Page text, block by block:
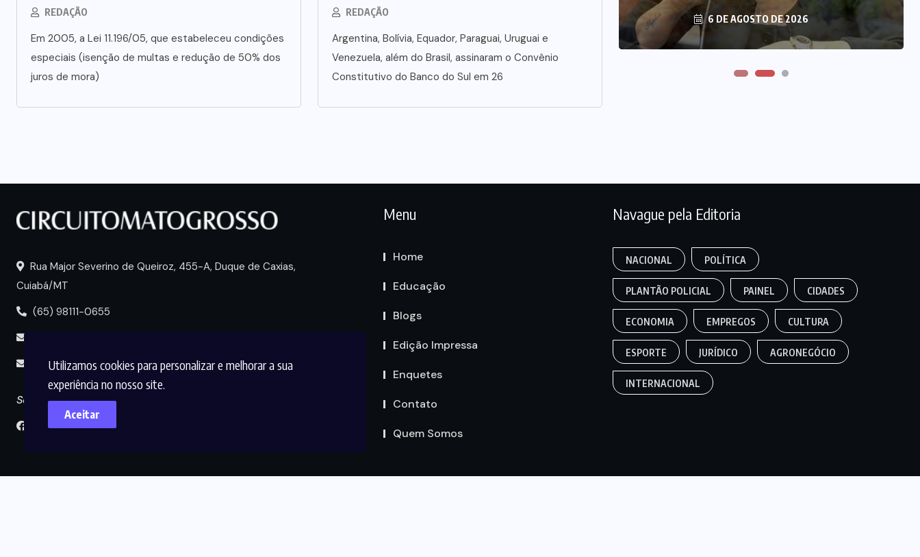
Utilizamos cookies para personalizar e melhorar a sua
experiência no nosso site.
Aceitar
REDAÇÃO
Em 2005, a Lei 11.196/05, que estabeleceu condições
especiais (isenção de multas e redução de 50% dos
juros de mora)
REDAÇÃO
Argentina, Bolívia, Equador, Paraguai, Uruguai e
Venezuela, além do Brasil, assinaram o Convênio
Constitutivo do Banco do Sul em 26
6 DE AGOSTO DE 2026
6 DE AGOSTO DE 2026
Rua Major Severino de Queiroz, 455-A, Duque de Caxias,
Cuiabá/MT
(65) 98111-0655
midia@circuitomt.com.br
Seguir
Menu
Home
Educação
Blogs
Edição Impressa
Enquetes
Contato
Quem Somos
Navague pela Editoria
NACIONAL POLÍTICA
PLANTÃO POLICIAL PAINEL CIDADES
ECONOMIA EMPREGOS CULTURA
ESPORTE JURÍDICO AGRONEGÓCIO
INTERNACIONAL